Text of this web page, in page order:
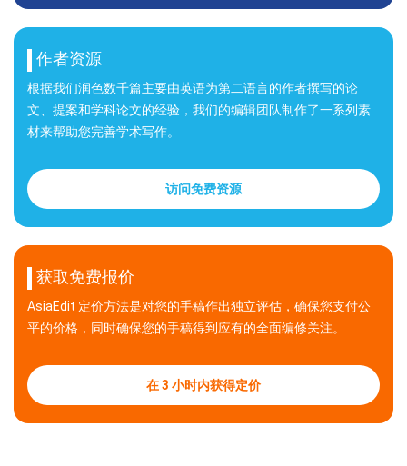
作者资源
根据我们润色数千篇主要由英语为第二语言的作者撰写的论
文、提案和学科论文的经验，我们的编辑团队制作了一系列素
材来帮助您完善学术写作。
访问免费资源
获取免费报价
AsiaEdit 定价方法是对您的手稿作出独立评估，确保您支付公
平的价格，同时确保您的手稿得到应有的全面编修关注。
在 3 小时内获得定价